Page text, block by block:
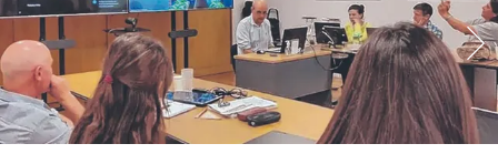
Seguinos